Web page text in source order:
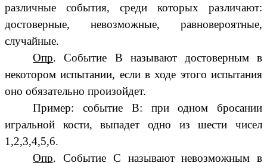
различные события, среди которых различают:
достоверные, невозможные, равновероятные,
случайные.
Опр. Событие В называют достоверным в
некотором испытании, если в ходе этого испытания
оно обязательно произойдет.
Пример: событие В: при одном бросании
игральной кости, выпадет одно из шести чисел
1,2,3,4,5,6.
Опр. Событие С называют невозможным в